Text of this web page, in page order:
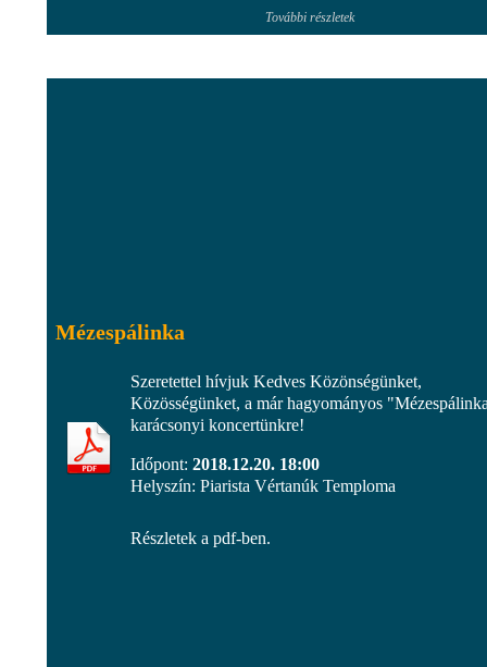
További részletek
Mézespálinka
Szeretettel hívjuk Kedves Közönségünket,
Közösségünket, a már hagyományos
karácsonyi koncertünkre!
Időpont: 2018.12.20. 18:00
Helyszín: Piarista Vértanúk Temploma
Részletek a pdf-ben.